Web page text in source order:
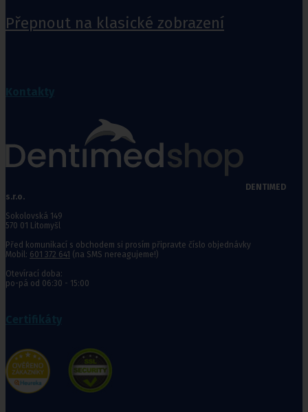
Přepnout na klasické zobrazení
DENTIMED
s.r.o.
Sokolovská 149
570 01 Litomyšl
Před komunikací s obchodem si prosím připravte číslo objednávky
Mobil: 601 372 641 (na SMS nereagujeme!)
Otevírací doba:
po-pá od 06:30 - 15:00